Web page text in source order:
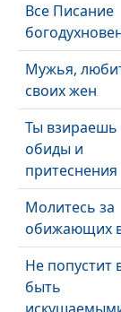
Все Писание
Мужья,
своих жен
Ты взираешь
обиды и
притеснения
Молитесь за
обижающих
Не попустит
быть